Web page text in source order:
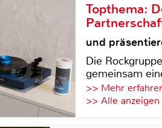
Topthema:
und
Die
gemeinsam
>> Mehr
>> Alle anzeigen